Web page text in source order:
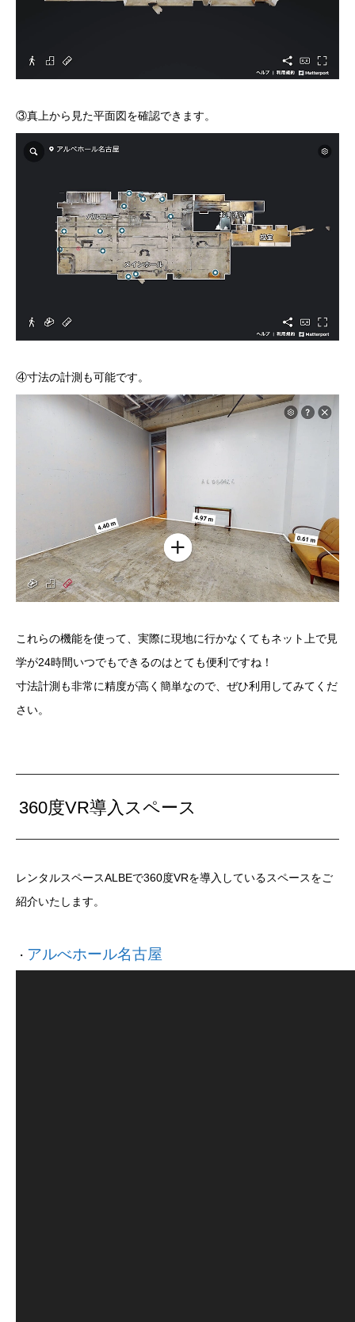
③真上から見た平面図を確認できます。
④寸法の計測も可能です。
これらの機能を使って、実際に現地に行かなくてもネット上で見
学が24時間いつでもできるのはとても便利ですね！
寸法計測も非常に精度が高く簡単なので、ぜひ利用してみてくだ
さい。
360度VR導入スペース
レンタルスペースALBEで360度VRを導入しているスペースをご
紹介いたします。
・ アルべホール名古屋